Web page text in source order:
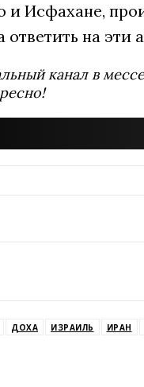
и Исфахане,
ответить на эти
канал в
ДОХА ИЗРАИЛЬ ИРАН